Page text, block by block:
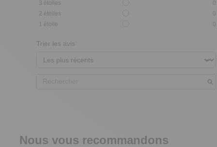
3 étoiles
0
2 étoiles
0
1 étoile 0
Trier les avis
Nous vous recommandons